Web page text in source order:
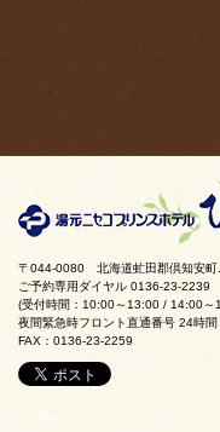
〒044-0080 北海道虻田郡倶知安町
ご予約専用ダイヤル 0136-23-2239
(受付時間：10:00～13:00 / 14:00～
夜間緊急時フロント直通番号 24時
FAX：0136-23-2259